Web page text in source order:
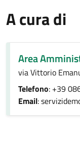
A cura di
Area
via Vittorio
Telefono: +39
Email: